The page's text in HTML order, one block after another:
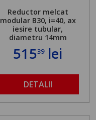
Reductor melcat
modular B30, i=40, ax
iesire tubular,
diametru 14mm
51539lei
DETALII